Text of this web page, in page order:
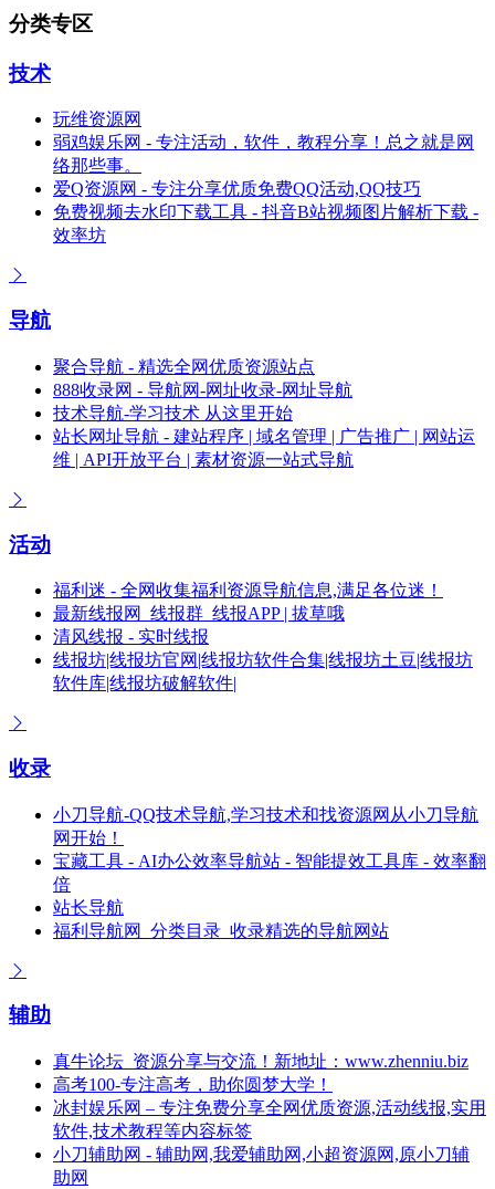
分类专区
技术
玩维资源网
弱鸡娱乐网 - 专注活动，软件，教程分享！总之就是网
络那些事。
爱Q资源网 - 专注分享优质免费QQ活动,QQ技巧
免费视频去水印下载工具 - 抖音B站视频图片解析下载 -
效率坊
导航
聚合导航 - 精选全网优质资源站点
888收录网 - 导航网-网址收录-网址导航
技术导航-学习技术 从这里开始
站长网址导航 - 建站程序 | 域名管理 | 广告推广 | 网站运
维 | API开放平台 | 素材资源一站式导航
活动
福利迷 - 全网收集福利资源导航信息,满足各位迷！
最新线报网_线报群_线报APP | 拔草哦
清风线报 - 实时线报
线报坊|线报坊官网|线报坊软件合集|线报坊土豆|线报坊
软件库|线报坊破解软件|
收录
小刀导航-QQ技术导航,学习技术和找资源网从小刀导航
网开始！
宝藏工具 - AI办公效率导航站 - 智能提效工具库 - 效率翻
倍
站长导航
福利导航网_分类目录_收录精选的导航网站
辅助
真牛论坛_资源分享与交流！新地址：www.zhenniu.biz
高考100-专注高考，助你圆梦大学！
冰封娱乐网 – 专注免费分享全网优质资源,活动线报,实用
软件,技术教程等内容标签
小刀辅助网 - 辅助网,我爱辅助网,小超资源网,原小刀辅
助网